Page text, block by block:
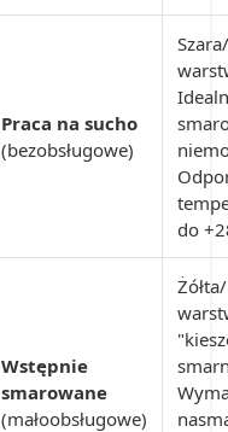
Praca na sucho
(bezobsługowe)
do
Wstępnie
smarowane
(małoobsługowe)